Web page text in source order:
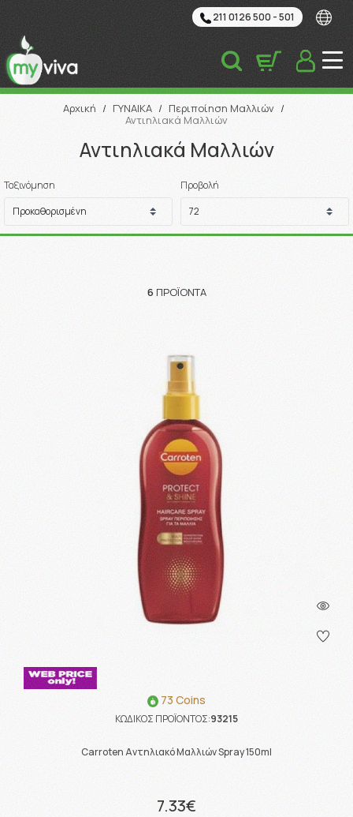
211 0126 500 - 501
Αναζήτηση
Αρχική / ΓΥΝΑΙΚΑ / Περιποίηση Μαλλιών /
Αντιηλιακά Μαλλιών
Αντιηλιακά Μαλλιών
Ταξινόμηση Προβολή
6 ΠΡΟΪΌΝΤΑ
73 Coins
ΚΩΔΙΚΟΣ ΠΡΟΪΟΝΤΟΣ:93215
Carroten Αντηλιακό Μαλλιών Spray 150ml
7.33€